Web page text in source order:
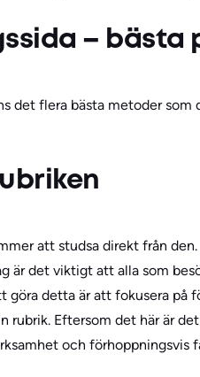
– bästa
det flera bästa metoder
att studsa direkt från
är det viktigt att alla som
göra detta är att fokusera på
rubrik. Eftersom det här är
och förhoppningsvis